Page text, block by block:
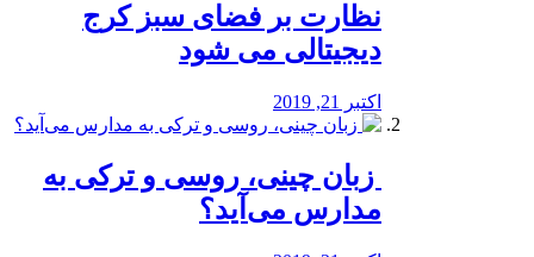
نظارت بر فضای سبز کرج
دیجیتالی می شود
اکتبر 21, 2019
️ زبان چینی، روسی و ترکی به
مدارس می‌آید؟